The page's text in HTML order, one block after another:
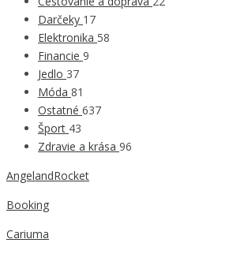
Darčeky 17
Elektronika 58
Financie 9
Jedlo 37
Móda 81
Ostatné 637
Šport 43
Zdravie a krása 96
AngelandRocket
Booking
Cariuma